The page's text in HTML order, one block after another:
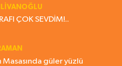
ÇOK SEVDİM!..
Masasında güler yüzlü